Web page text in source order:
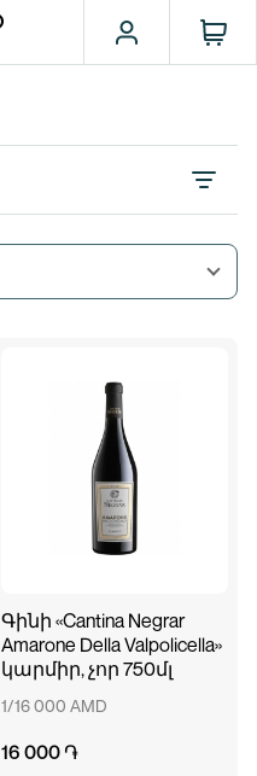
Գինի «Cantina Negrar
Amarone Della Valpolicella»
կարմիր, չոր 750մլ
1/16 000 AMD
16 000 ֏